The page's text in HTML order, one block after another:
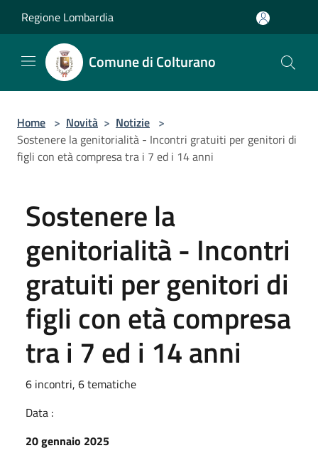
Regione Lombardia
Comune di Colturano
Home > Novità > Notizie >
Sostenere la genitorialità - Incontri gratuiti per genitori di
figli con età compresa tra i 7 ed i 14 anni
Sostenere la
genitorialità - Incontri
gratuiti per genitori di
figli con età compresa
tra i 7 ed i 14 anni
6 incontri, 6 tematiche
Data :
20 gennaio 2025